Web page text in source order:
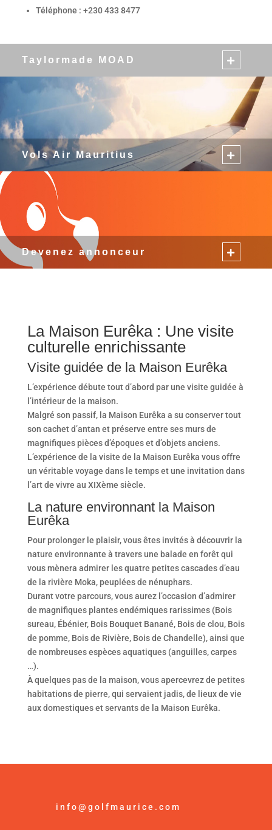
Téléphone : +230 433 8477
Taylormade MOAD
Vols Air Mauritius
Devenez annonceur
La Maison Eurêka : Une visite
culturelle enrichissante
Visite guidée de la Maison Eurêka
L’expérience débute tout d’abord par une visite guidée à
l’intérieur de la maison.
Malgré son passif, la Maison Eurêka a su conserver tout
son cachet d’antan et préserve entre ses murs de
magnifiques pièces d’époques et d’objets anciens.
L’expérience de la visite de la Maison Eurêka vous offre
un véritable voyage dans le temps et une invitation dans
l’art de vivre au XIXème siècle.
La nature environnant la Maison
Eurêka
Pour prolonger le plaisir, vous êtes invités à découvrir la
nature environnante à travers une balade en forêt qui
vous mènera admirer les quatre petites cascades d’eau
de la rivière Moka, peuplées de nénuphars.
Durant votre parcours, vous aurez l’occasion d’admirer
de magnifiques plantes endémiques rarissimes (Bois
sureau, Ébénier, Bois Bouquet Banané, Bois de clou, Bois
de pomme, Bois de Rivière, Bois de Chandelle), ainsi que
de nombreuses espèces aquatiques (anguilles, carpes
…).
À quelques pas de la maison, vous apercevrez de petites
habitations de pierre, qui servaient jadis, de lieux de vie
aux domestiques et servants de la Maison Eurêka.
info@golfmaurice.com